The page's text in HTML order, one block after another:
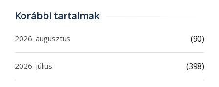
Korábbi tartalmak
2026. augusztus (90)
2026. július (398)